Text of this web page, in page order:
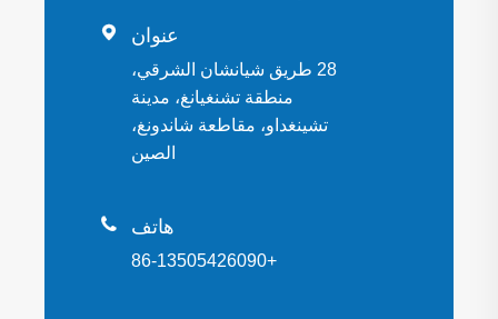
 عنوان
28 طريق شيانشان الشرقي،
منطقة تشنغيانغ، مدينة
تشينغداو، مقاطعة شاندونغ،
الصين
 هاتف
+86-13505426090